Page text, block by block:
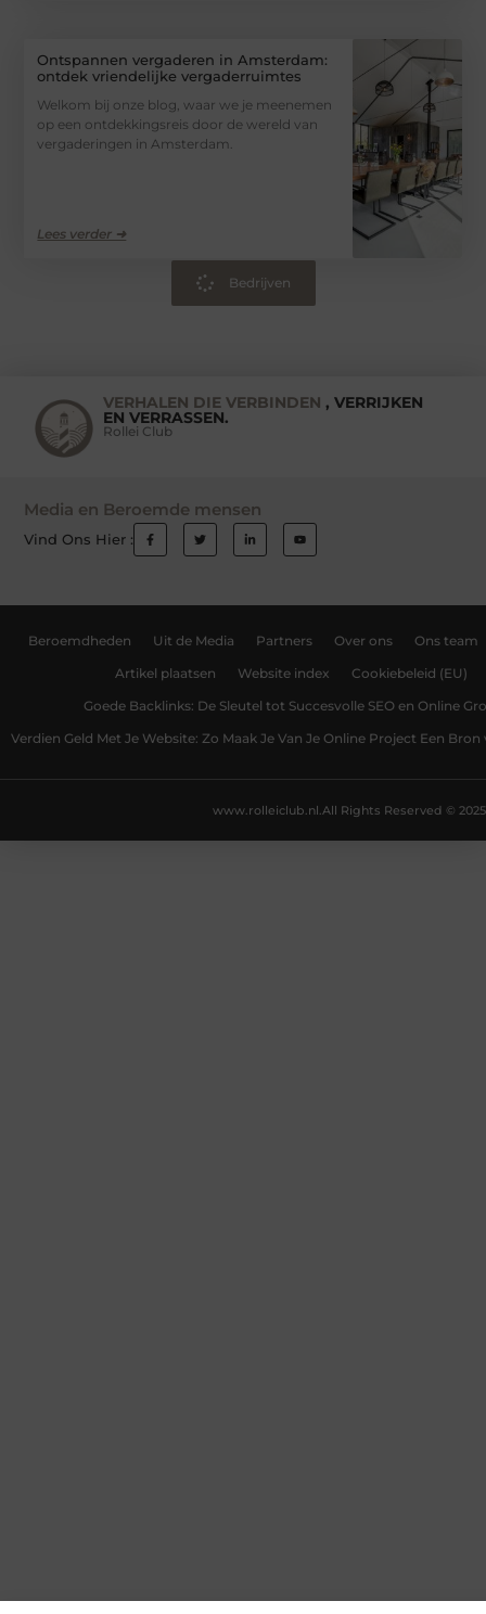
Ontspannen vergaderen in Amsterdam:
ontdek vriendelijke vergaderruimtes
Welkom bij onze blog, waar we je meenemen
op een ontdekkingsreis door de wereld van
vergaderingen in Amsterdam.
Lees verder ➜
Bedrijven
VERHALEN DIE VERBINDEN , VERRIJKEN
EN VERRASSEN.
Rollei Club
Media en Beroemde mensen
Vind Ons Hier :
Beroemdheden Uit de Media Partners Over ons Ons team
Artikel plaatsen Website index Cookiebeleid (EU)
Goede Backlinks: De Sleutel tot Succesvolle SEO en Online
Verdien Geld Met Je Website: Zo Maak Je Van Je Online Project Een
All Rights Reserved © 2025
www.rolleiclub.nl.